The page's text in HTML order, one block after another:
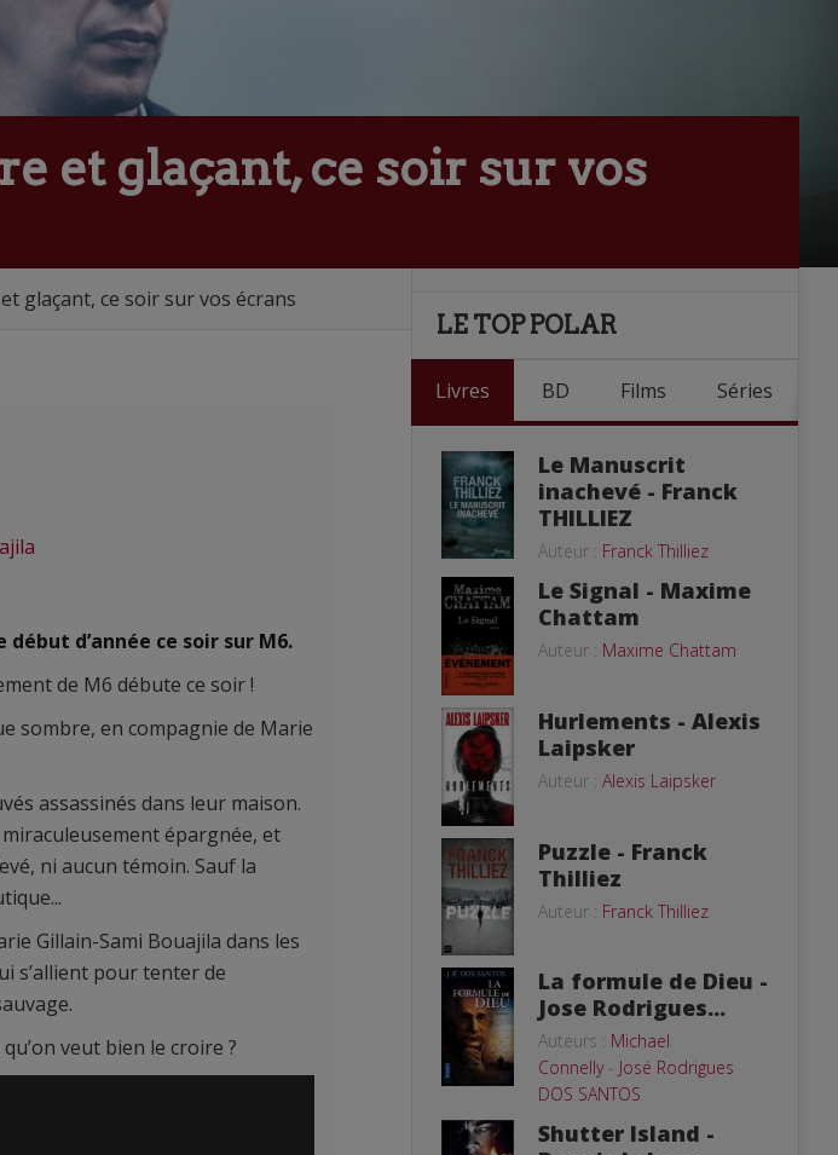
et glaçant, ce soir sur vos
glaçant, ce soir sur vos écrans
d’année ce soir sur M6.
de M6 débute ce soir !
sombre, en compagnie de Marie
assassinés dans leur maison.
épargnée, et
ni aucun témoin. Sauf la
Gillain-Sami Bouajila dans les
s’allient pour tenter de
veut bien le croire ?
LE TOP POLAR
Livres BD Films Séries
Le Manuscrit
inachevé - Franck
THILLIEZ
Auteur : Franck Thilliez
Le Signal - Maxime
Chattam
Auteur : Maxime Chattam
Hurlements - Alexis
Laipsker
Auteur : Alexis Laipsker
Puzzle - Franck
Thilliez
Auteur : Franck Thilliez
La formule de Dieu -
Jose Rodrigues...
Auteurs : Michael
Connelly- José Rodrigues
DOS SANTOS
Shutter Island -